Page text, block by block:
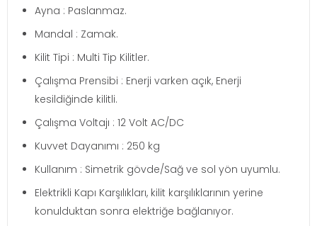
Ayna : Paslanmaz.
Mandal : Zamak.
Kilit Tipi : Multi Tip Kilitler.
Çalışma Prensibi : Enerji varken açık, Enerji
kesildiğinde kilitli.
Çalışma Voltajı : 12 Volt AC/DC
Kuvvet Dayanımı : 250 kg
Kullanım : Simetrik gövde/Sağ ve sol yön uyumlu.
Elektrikli Kapı Karşılıkları, kilit karşılıklarının yerine
konulduktan sonra elektriğe bağlanıyor.